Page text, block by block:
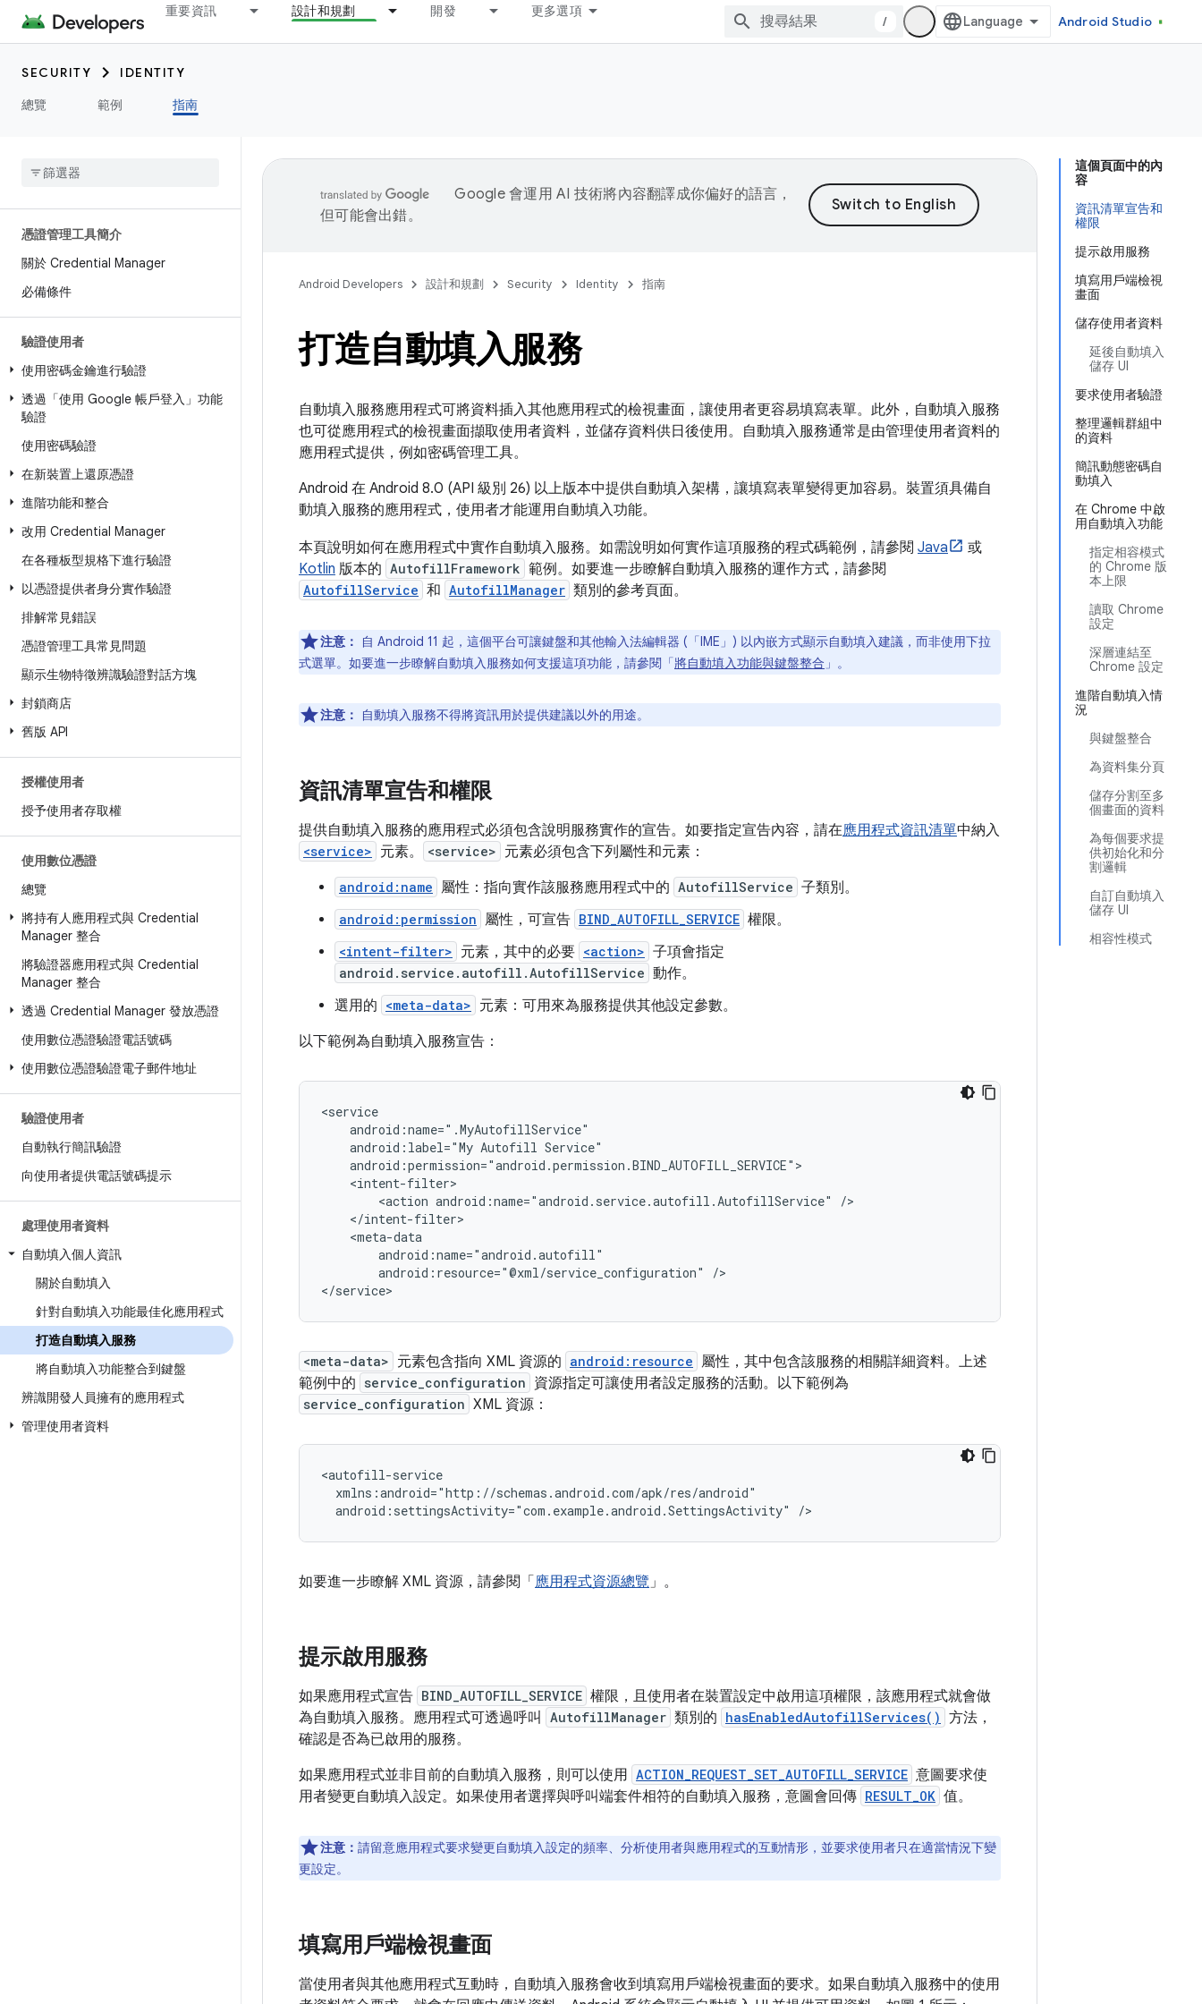
重要資訊 設計和規劃 開發 更多選項
/ Android Studio
SECURITY
IDENTITY
總覽
範例 指南
憑證管理工具簡介
關於 Credential Manager
必備條件
驗證使用者
使用密碼金鑰進行驗證
透過「使用 Google 帳戶登入」功能
驗證
使用密碼驗證
在新裝置上還原憑證
進階功能和整合
改用 Credential Manager
在各種板型規格下進行驗證
以憑證提供者身分實作驗證
排解常見錯誤
憑證管理工具常見問題
顯示生物特徵辨識驗證對話方塊
封鎖商店
舊版 API
授權使用者
授予使用者存取權
使用數位憑證
總覽
將持有人應用程式與 Credential
Manager 整合
將驗證器應用程式與 Credential
Manager 整合
透過 Credential Manager 發放憑證
使用數位憑證驗證電話號碼
使用數位憑證驗證電子郵件地址
驗證使用者
自動執行簡訊驗證
向使用者提供電話號碼提示
處理使用者資料
自動填入個人資訊
關於自動填入
針對自動填入功能最佳化應用程式
打造自動填入服務
將自動填入功能整合到鍵盤
辨識開發人員擁有的應用程式
管理使用者資料
這個頁面中的內
容
資訊清單宣告和
權限
提示啟用服務
填寫用戶端檢視
畫面
儲存使用者資料
延後自動填入
儲存 UI
要求使用者驗證
整理邏輯群組中
的資料
簡訊動態密碼自
動填入
在 Chrome 中啟
用自動填入功能
指定相容模式
的 Chrome 版
本上限
讀取 Chrome
設定
深層連結至
Chrome 設定
進階自動填入情
況
與鍵盤整合
為資料集分頁
儲存分割至多
個畫面的資料
為每個要求提
供初始化和分
割邏輯
自訂自動填入
儲存 UI
相容性模式
Google 會運用 AI 技術將內容翻譯成你偏好的語言，
但可能會出錯。
Android Developers 設計和規劃 Security Identity 指南
打造自動填入服務
自動填入服務應用程式可將資料插入其他應用程式的檢視畫面，讓使用者更容易填寫表單。此外，自動填入服務
也可從應用程式的檢視畫面擷取使用者資料，並儲存資料供日後使用。自動填入服務通常是由管理使用者資料的
應用程式提供，例如密碼管理工具。
Android 在 Android 8.0 (API 級別 26) 以上版本中提供自動填入架構，讓填寫表單變得更加容易。裝置須具備自
動填入服務的應用程式，使用者才能運用自動填入功能。
本頁說明如何在應用程式中實作自動填入服務。如需說明如何實作這項服務的程式碼範例，請參閱 Java
或
Kotlin 版本的 AutofillFramework 範例。如要進一步瞭解自動填入服務的運作方式，請參閱
AutofillService 和 AutofillManager 類別的參考頁面。
注意： 自 Android 11 起，這個平台可讓鍵盤和其他輸入法編輯器 (「IME」 ) 以內嵌方式顯示自動填入建議，而非使用下拉
式選單。如要進一步瞭解自動填入服務如何支援這項功能，請參閱「將自動填入功能與鍵盤整合 」。
注意： 自動填入服務不得將資訊用於提供建議以外的用途。
資訊清單宣告和權限
提供自動填入服務的應用程式必須包含說明服務實作的宣告。如要指定宣告內容，請在應用程式資訊清單中納入
<service> 元素。 <service> 元素必須包含下列屬性和元素：
android:name 屬性：指向實作該服務應用程式中的 AutofillService 子類別。
android:permission 屬性，可宣告 BIND_AUTOFILL_SERVICE 權限。
<intent-filter> 元素，其中的必要 <action> 子項會指定
android.service.autofill.AutofillService 動作。
選用的 <meta-data> 元素：可用來為服務提供其他設定參數。
以下範例為自動填入服務宣告：
android:label="My Autofill
<action android:name="android.service.autofill.AutofillService"
android:resource="@xml/service_configuration"
/>
<meta-data> 元素包含指向 XML 資源的 android:resource 屬性，其中包含該服務的相關詳細資料。上述
範例中的 service_configuration 資源指定可讓使用者設定服務的活動。以下範例為
service_configuration XML 資源：
android:settingsActivity="com.example.android.SettingsActivity"
如要進一步瞭解 XML 資源，請參閱「 應用程式資源總覽」。
提示啟用服務
如果應用程式宣告 BIND_AUTOFILL_SERVICE 權限，且使用者在裝置設定中啟用這項權限，該應用程式就會做
為自動填入服務。應用程式可透過呼叫
AutofillManager 類別的 hasEnabledAutofillServices() 方法，
確認是否為已啟用的服務。
如果應用程式並非目前的自動填入服務，則可以使用 ACTION_REQUEST_SET_AUTOFILL_SERVICE 意圖要求使
用者變更自動填入設定。如果使用者選擇與呼叫端套件相符的自動填入服務，意圖會回傳 RESULT_OK 值。
注意： 請留意應用程式要求變更自動填入設定的頻率、分析使用者與應用程式的互動情形，並要求使用者只在適當情況下變
更設定。
填寫用戶端檢視畫面
當使用者與其他應用程式互動時，自動填入服務會收到填寫用戶端檢視畫面的要求。如果自動填入服務中的使用